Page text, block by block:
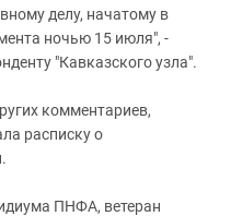
делу, начатому в
ночью 15 июля", -
"Кавказского узла".
комментариев,
расписку о
ПНФА, ветеран